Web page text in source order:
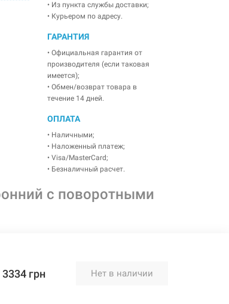
• Из пункта службы доставки;
• Курьером по адресу.
ГАРАНТИЯ
• Официальная гарантия от
производителя (если таковая
имеется);
• Обмен/возврат товара в
течение 14 дней.
ОПЛАТА
• Наличными;
• Наложенный платеж;
• Visa/MasterCard;
• Безналичный расчет.
с поворотными
3334 грн Нет в наличии